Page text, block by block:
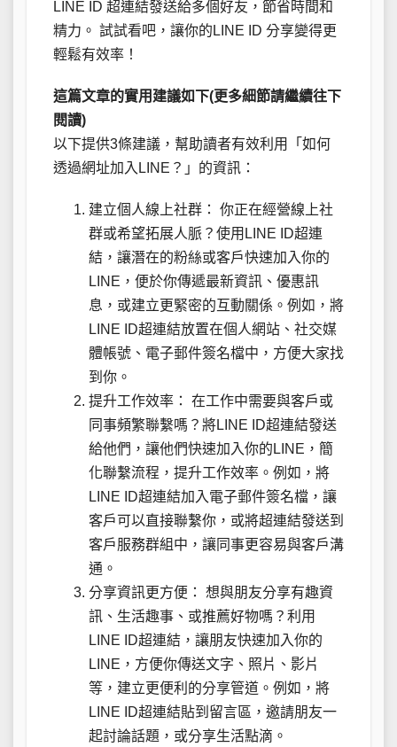
LINE ID 超連結發送給多個好友，節省時間和
精力。 試試看吧，讓你的LINE ID 分享變得更
輕鬆有效率！
這篇文章的實用建議如下(更多細節請繼續往下
閱讀)
以下提供3條建議，幫助讀者有效利用「如何
透過網址加入LINE？」的資訊：
建立個人線上社群： 你正在經營線上社
群或希望拓展人脈？使用LINE ID超連
結，讓潛在的粉絲或客戶快速加入你的
LINE，便於你傳遞最新資訊、優惠訊
息，或建立更緊密的互動關係。例如，將
LINE ID超連結放置在個人網站、社交媒
體帳號、電子郵件簽名檔中，方便大家找
到你。
提升工作效率： 在工作中需要與客戶或
同事頻繁聯繫嗎？將LINE ID超連結發送
給他們，讓他們快速加入你的LINE，簡
化聯繫流程，提升工作效率。例如，將
LINE ID超連結加入電子郵件簽名檔，讓
客戶可以直接聯繫你，或將超連結發送到
客戶服務群組中，讓同事更容易與客戶溝
通。
分享資訊更方便： 想與朋友分享有趣資
訊、生活趣事、或推薦好物嗎？利用
LINE ID超連結，讓朋友快速加入你的
LINE，方便你傳送文字、照片、影片
等，建立更便利的分享管道。例如，將
LINE ID超連結貼到留言區，邀請朋友一
起討論話題，或分享生活點滴。